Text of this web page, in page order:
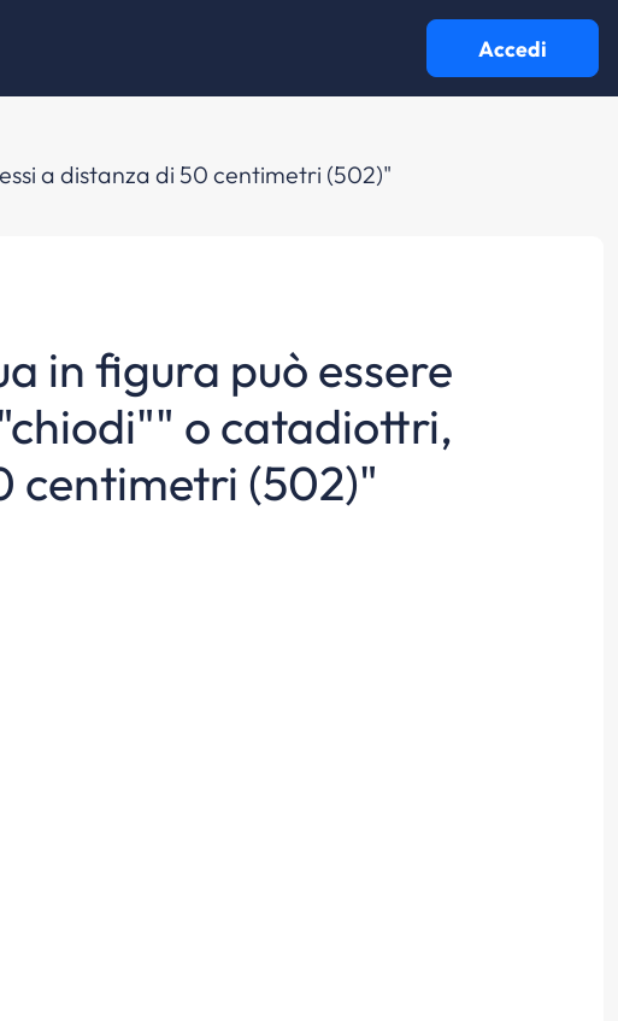
Accedi
a distanza di 50 centimetri (502)"
in figura può essere
o catadiottri,
centimetri (502)"